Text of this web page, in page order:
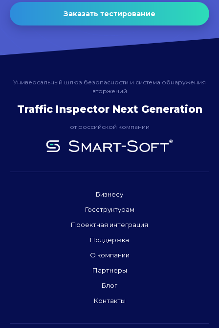
Заказать тестирование
Универсальный шлюз безопасности и система обнаружения
вторжений
Traffic Inspector Next Generation
от российской компании
Бизнесу
Госструктурам
Проектная интеграция
Поддержка
О компании
Партнеры
Блог
Контакты